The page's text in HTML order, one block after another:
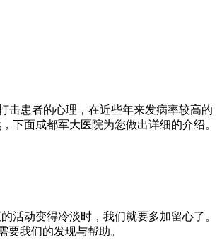
患者的心理，在近些年来发病率较高的
下面成都军大医院为您做出详细的介绍。
动变得冷淡时，我们就要多加留心了。
我们的发现与帮助。